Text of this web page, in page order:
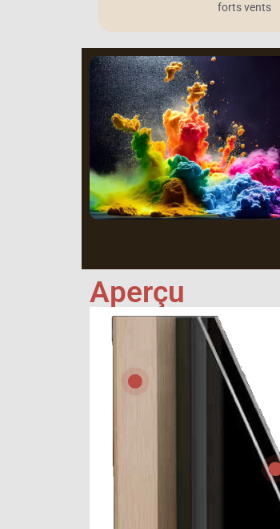
forts vents
Aperçu